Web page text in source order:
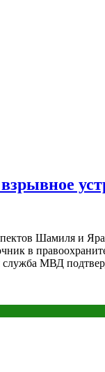
Шамиля и
в
МВД